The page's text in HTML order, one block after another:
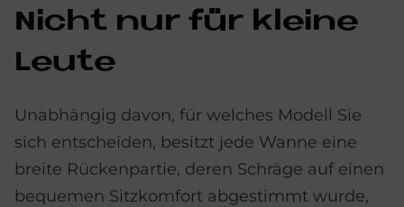
Nicht nur für klei­ne
Leu­te
Unabhängig davon, für welches Modell Sie
sich entscheiden, besitzt jede Wanne eine
breite Rückenpartie, deren Schräge auf einen
bequemen Sitzkomfort abgestimmt wurde,